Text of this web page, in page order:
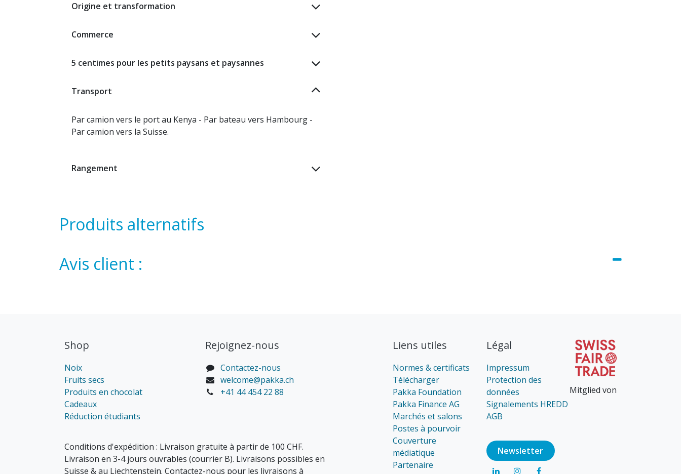
Origine et transformation
Commerce
5 centimes pour les petits paysans et paysannes​
Transport
Par camion vers le port au Kenya - Par bateau vers Hambourg -
Par camion vers la Suisse.
Rangement
Produits alternatifs
Avis client :
Liens utiles
Normes & certificats
Télécharger
Pakka Foundation
Pakka Finance AG
Marchés et salons
Postes à pourvoir
Couverture
médiatique
Partenaire
Shop
Noix
Fruits secs
Produits en chocolat
Cadeaux
Réduction étudiants
Légal
Impressum
Protection des
données
Signalements HREDD
AGB
Rejoignez-nous
Contactez-nous
welcome@pakka.ch
+41 44 454 22 88
Conditions d'expédition : Livraison gratuite à partir de 100 CHF.
Livraison en 3-4 jours ouvrables (courrier B). Livraisons possibles en
Suisse & au Liechtenstein. Contactez-nous pour les livraisons à
Mitglied von
Newsl​​​​etter